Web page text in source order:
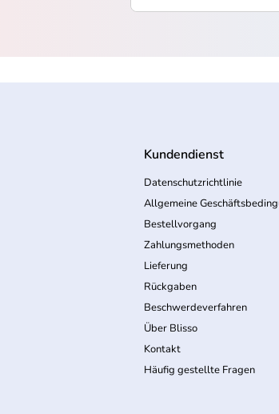
Kundendienst
Datenschutzrichtlinie
Allgemeine
Bestellvorgang
Zahlungsmethoden
Lieferung
Rückgaben
Beschwerdeverfahren
Über Blisso
Kontakt
Häufig gestellte Fragen